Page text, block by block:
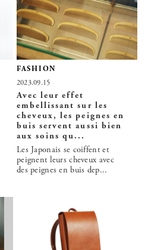
2023.09.15
Avec leur effet
embellissant sur les
cheveux, les peignes en
buis servent aussi bien
aux soins qu...
Les Japonais se coiffent et
peignent leurs cheveux avec
des peignes en buis dep...
FASHION